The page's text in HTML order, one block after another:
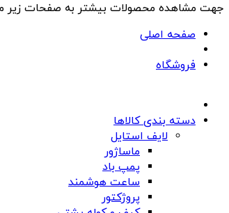
جهت مشاهده محصولات بیشتر به صفحات زیر
صفحه اصلی
فروشگاه
دسته بندی کالاها
لایف استایل
ماساژور
پمپ باد
ساعت هوشمند
پروژکتور